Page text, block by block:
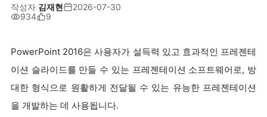
작성자 김재현
2026-07-30
934
9
PowerPoint 2016은 사용자가 설득력 있고 효과적인 프레젠테
이션 슬라이드를 만들 수 있는 프레젠테이션 소프트웨어로, 방
대한 형식으로 원활하게 전달될 수 있는 유능한 프레젠테이션
을 개발하는 데 사용됩니다.